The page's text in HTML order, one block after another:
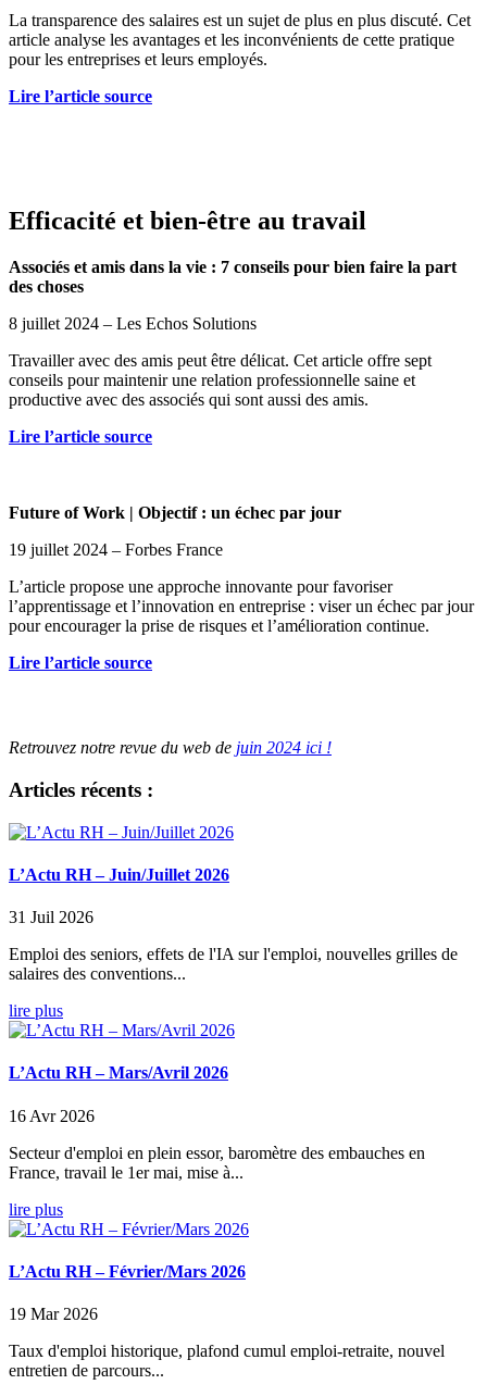
La transparence des salaires est un sujet de plus en plus discuté. Cet
article analyse les avantages et les inconvénients de cette pratique
pour les entreprises et leurs employés.
Lire l’article source
Efficacité et bien-être au travail
Associés et amis dans la vie : 7 conseils pour bien faire la part
des choses
8 juillet 2024 – Les Echos Solutions
Travailler avec des amis peut être délicat. Cet article offre sept
conseils pour maintenir une relation professionnelle saine et
productive avec des associés qui sont aussi des amis.
Lire l’article source
Future of Work | Objectif : un échec par jour
19 juillet 2024 – Forbes France
L’article propose une approche innovante pour favoriser
l’apprentissage et l’innovation en entreprise : viser un échec par jour
pour encourager la prise de risques et l’amélioration continue.
Lire l’article source
Retrouvez notre revue du web de juin 2024 ici !
Articles récents :
L’Actu RH – Juin/Juillet 2026
31 Juil 2026
Emploi des seniors, effets de l'IA sur l'emploi, nouvelles grilles de
salaires des conventions...
lire plus
L’Actu RH – Mars/Avril 2026
16 Avr 2026
Secteur d'emploi en plein essor, baromètre des embauches en
France, travail le 1er mai, mise à...
lire plus
L’Actu RH – Février/Mars 2026
19 Mar 2026
Taux d'emploi historique, plafond cumul emploi-retraite, nouvel
entretien de parcours...